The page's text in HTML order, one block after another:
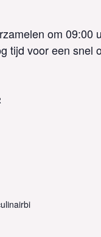
om 09:00
tijd voor een snel